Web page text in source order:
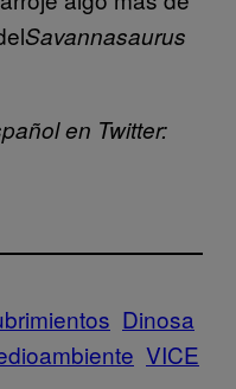
Savannasaurus
en Twitter:
Dinosa
VICE